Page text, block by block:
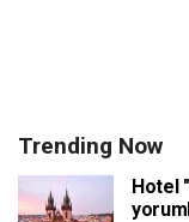
Trending Now
Hotel